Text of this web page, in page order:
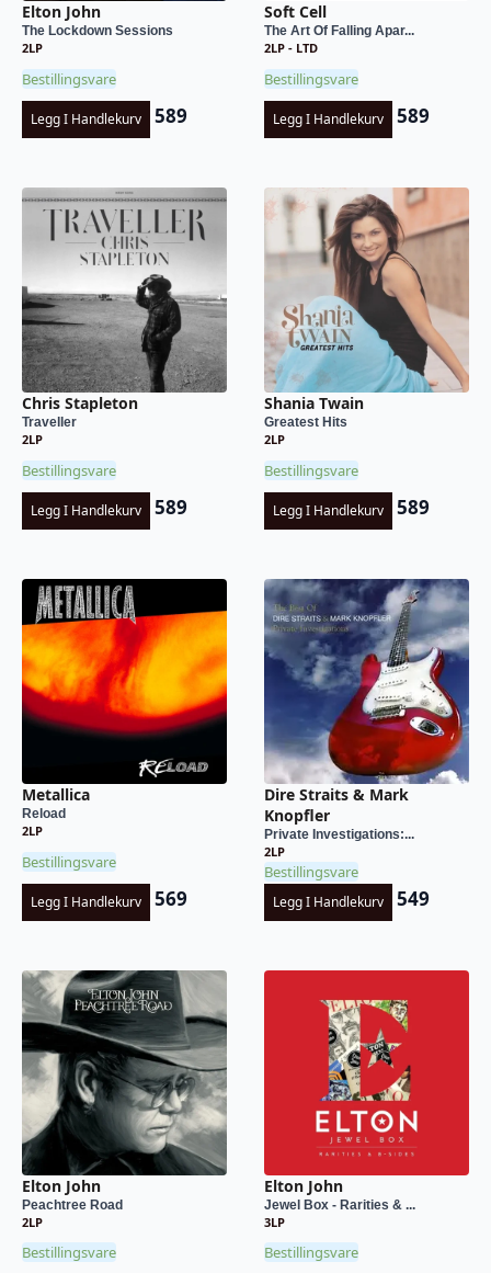
Elton John
The Lockdown Sessions
2LP
Bestillingsvare
Legg I Handlekurv 589
Soft Cell
The Art Of Falling Apar...
2LP - LTD
Bestillingsvare
Legg I Handlekurv 589
Chris Stapleton
Traveller
2LP
Bestillingsvare
Legg I Handlekurv 589
Shania Twain
Greatest Hits
2LP
Bestillingsvare
Legg I Handlekurv 589
Metallica
Reload
2LP
Bestillingsvare
Legg I Handlekurv 569
Dire Straits & Mark
Knopfler
Private Investigations:...
2LP
Bestillingsvare
Legg I Handlekurv 549
Elton John
Peachtree Road
2LP
Bestillingsvare
Elton John
Jewel Box - Rarities & ...
3LP
Bestillingsvare